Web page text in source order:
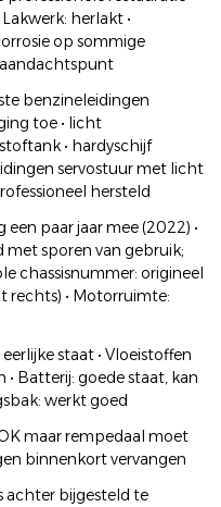
herlakt •
op sommige
benzineleidingen
toe • licht
• hardyschijf
servostuur met licht
hersteld
paar jaar mee (2022) •
met sporen van gebruik;
chassisnummer: origineel
rechts) • Motorruimte:
staat • Vloeistoffen
Batterij: goede staat, kan
werkt goed
maar rempedaal moet
binnenkort vervangen
achter bijgesteld te